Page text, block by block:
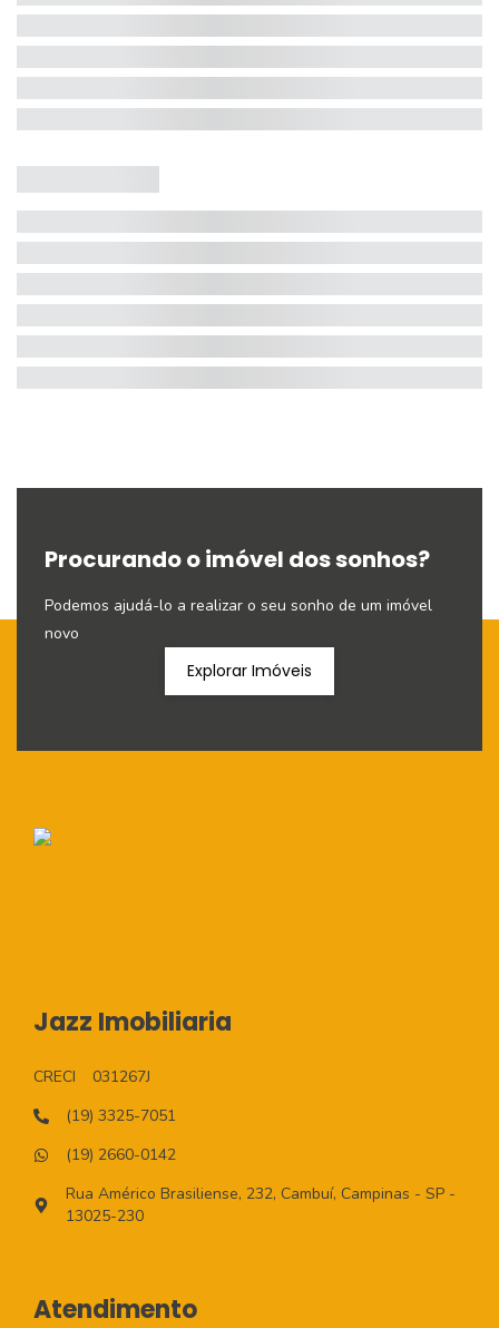
Procurando o imóvel dos sonhos?
Podemos ajudá-lo a realizar o seu sonho de um imóvel
novo
Explorar Imóveis
Jazz Imobiliaria
CRECI
031267J
(19) 3325-7051
(19) 2660-0142
Rua Américo Brasiliense, 232, Cambuí, Campinas - SP -
13025-230
Atendimento